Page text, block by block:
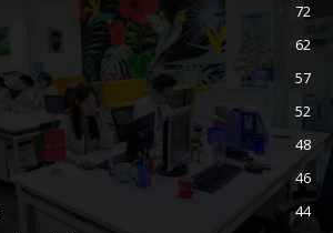
72
62
57
52
48
46
44